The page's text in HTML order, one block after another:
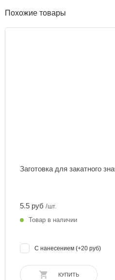
Похожие товары
Заготовка для закатного
5.5 руб /шт.
Товар в наличии
С нанесением (+20 руб)
КУПИТЬ